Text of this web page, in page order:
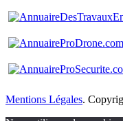
Mentions Légales.